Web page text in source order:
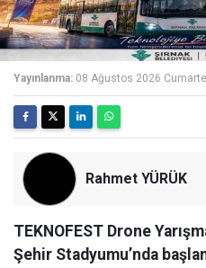
Yayınlanma: 08 Ağustos 2026
Rahmet YÜRÜK
TEKNOFEST Drone
Şehir Stadyumu’nda